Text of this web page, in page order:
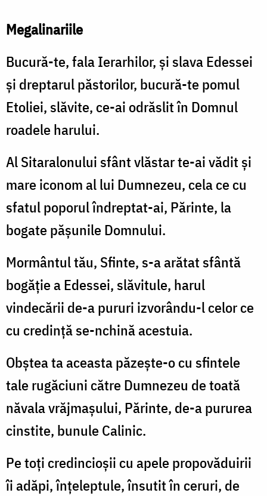
Megalinariile
Bucură-te, fala Ierarhilor, și slava Edessei
și dreptarul păstorilor, bucură-te pomul
Etoliei, slăvite, ce-ai odrăslit în Domnul
roadele harului.
Al Sitaralonului sfânt vlăstar te-ai vădit și
mare iconom al lui Dumnezeu, cela ce cu
sfatul poporul îndreptat-ai, Părinte, la
bogate pășunile Domnului.
Mormântul tău, Sfinte, s-a arătat sfântă
bogăție a Edessei, slăvitule, harul
vindecării de-a pururi izvorându-l celor ce
cu credință se-nchină acestuia.
Obștea ta aceasta păzește-o cu sfintele
tale rugăciuni către Dumnezeu de toată
năvala vrăjmașului, Părinte, de-a pururea
cinstite, bunule Calinic.
Pe toți credincioșii cu apele propovăduirii
îi adăpi, înțeleptule, însutit în ceruri, de